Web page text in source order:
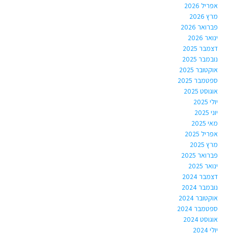
אפריל 2026
מרץ 2026
פברואר 2026
ינואר 2026
דצמבר 2025
נובמבר 2025
אוקטובר 2025
ספטמבר 2025
אוגוסט 2025
יולי 2025
יוני 2025
מאי 2025
אפריל 2025
מרץ 2025
פברואר 2025
ינואר 2025
דצמבר 2024
נובמבר 2024
אוקטובר 2024
ספטמבר 2024
אוגוסט 2024
יולי 2024